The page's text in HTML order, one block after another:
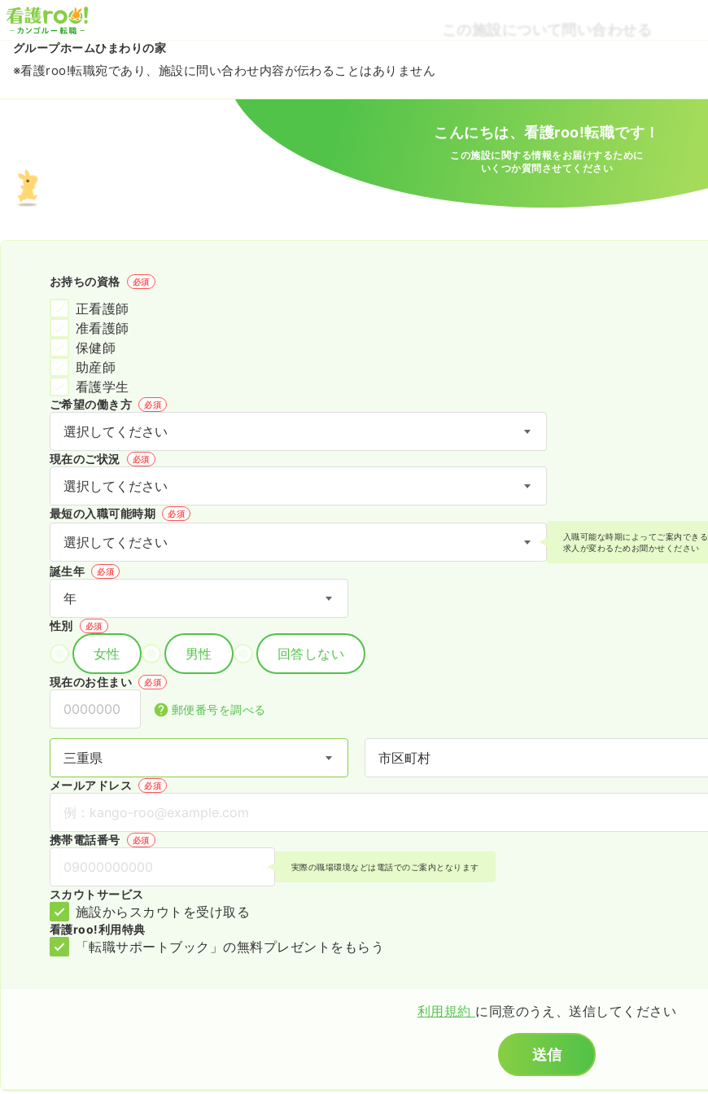
この施設について問い合わせる
グループホームひまわりの家
※看護roo!転職宛であり、施設に問い合わせ内容が伝わることはありません
こんにちは、看護roo!転職です！
この施設に関する情報をお届けするために
いくつか質問させてください
お持ちの資格 必須
正看護師
准看護師
保健師
助産師
看護学生
ご希望の働き方 必須
現在のご状況 必須
最短の入職可能時期 必須
入職可能な時期によってご案内できる
求人が変わるためお聞かせください
誕生年 必須
性別 必須
女性 男性 回答しない
現在のお住まい 必須
郵便番号を調べる
メールアドレス 必須
携帯電話番号 必須
実際の職場環境などは電話でのご案内となります
スカウトサービス
施設からスカウトを受け取る
看護roo!利用特典
「転職サポートブック」の無料プレゼントをもらう
利用規約 に同意のうえ、送信してください
送信